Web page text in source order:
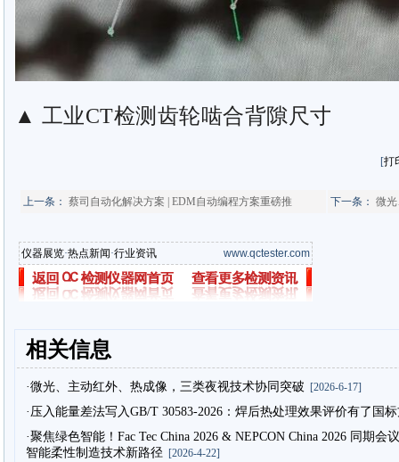
▲ 工业CT检测齿轮啮合背隙尺寸
[打
上一条： 蔡司自动化解决方案 | EDM自动编程方案重磅推 下一条： 微
仪器展览·热点新闻·行业资讯 www.qctester.com
相关信息
·微光、主动红外、热成像，三类夜视技术协同突破 [2026-6-17]
·压入能量差法写入GB/T 30583-2026：焊后热处理效果评价有了国
·聚焦绿色智能！Fac Tec China 2026 & NEPCON China 2026 同期
智能柔性制造技术新路径[2026-4-22]